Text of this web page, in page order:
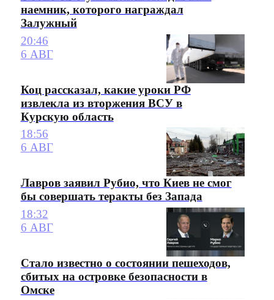
наемник, которого награждал
Залужный
20:46
6 АВГ
Коц рассказал, какие уроки РФ
извлекла из вторжения ВСУ в
Курскую область
18:56
6 АВГ
Лавров заявил Рубио, что Киев не смог
бы совершать теракты без Запада
18:32
6 АВГ
Стало известно о состоянии пешеходов,
сбитых на островке безопасности в
Омске